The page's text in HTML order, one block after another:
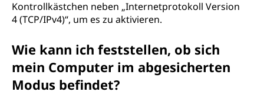
Kontrollkästchen neben „Internetprotokoll Version
4 (TCP/IPv4)“, um es zu aktivieren.
Wie kann ich feststellen, ob sich
mein Computer im abgesicherten
Modus befindet?